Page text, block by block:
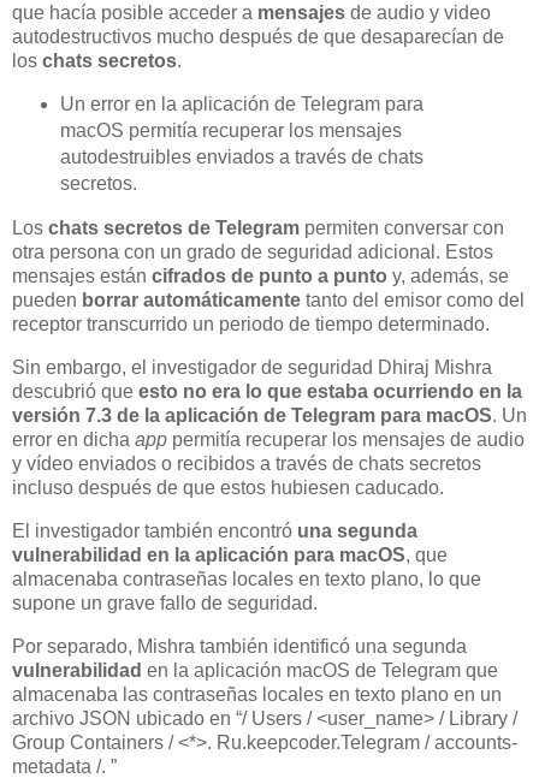
que hacía posible acceder a mensajes de audio y video
autodestructivos mucho después de que desaparecían de
los chats secretos.
Un error en la aplicación de Telegram para
macOS permitía recuperar los mensajes
autodestruibles enviados a través de chats
secretos.
Los chats secretos de Telegram permiten conversar con
otra persona con un grado de seguridad adicional. Estos
mensajes están cifrados de punto a punto y, además, se
pueden borrar automáticamente tanto del emisor como del
receptor transcurrido un periodo de tiempo determinado.
Sin embargo, el investigador de seguridad Dhiraj Mishra
descubrió que esto no era lo que estaba ocurriendo en la
versión 7.3 de la aplicación de Telegram para macOS. Un
error en dicha app permitía recuperar los mensajes de audio
y vídeo enviados o recibidos a través de chats secretos
incluso después de que estos hubiesen caducado.
El investigador también encontró una segunda
vulnerabilidad en la aplicación para macOS, que
almacenaba contraseñas locales en texto plano, lo que
supone un grave fallo de seguridad.
Por separado, Mishra también identificó una segunda
vulnerabilidad en la aplicación macOS de Telegram que
almacenaba las contraseñas locales en texto plano en un
archivo JSON ubicado en “/ Users / <user_name> / Library /
Group Containers / <*>. Ru.keepcoder.Telegram / accounts-
metadata /. ”